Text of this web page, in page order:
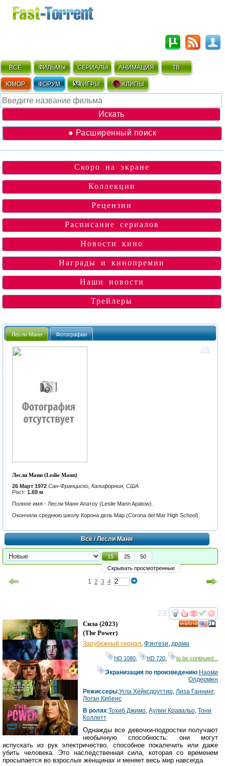
ВСЁ ФИЛЬМЫ СЕРИАЛЫ АНИМАЦИЯ ТВ
ЮМОР ФОРУМ ИГРЫ КЛИПЫ
● Расширенный поиск
Скоро на экране
Коллекции
Рецензии
Расписание сериалов
Новости кино
Награды и кинопремии
Наши новости
Трейлеры
Лесли Манн Фотографии
Лесли Манн (Leslie Mann)
26 Март 1972 Сан-Франциско, Калифорния, США
Рост: 1.69 м
Полное имя - Лесли Манн Апатоу (Leslie Mann Apatow).
Окончила среднюю школу Корона дель Мар (Corona del Mar High School).
Всё/ Лесли Манн
15 25
50
Скрывать просмотренные
1 2 3 4
смотреть
Сила (2023)
(The Power)
Зарубежный сериал Фэнтези драма
HD 1080 HD 720 to be continued...
Экранизация по произведению:Наоми
Олдермен
Режиссеры:Угла Хёйксдоуттир Лиза Ганнинг,
Логан Кибенс
В ролях:Тохиб Джимо Аулии Кравальо Тони
Коллетт
Однажды все девочки-подростки получают
необычную способность: они могут
испускать из рук электричество, способное покалечить или даже
убить человека. Это наследственная сила, которая со временем
просыпается во взрослых женщинах и меняет весь мир навсегда.